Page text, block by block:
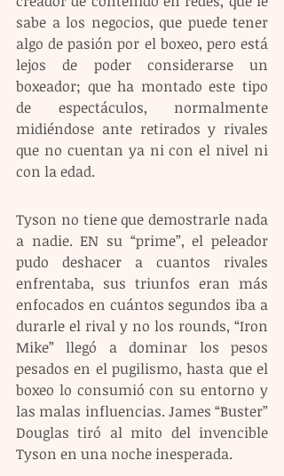
sabe a los negocios, que puede tener
algo de pasión por el boxeo, pero está
lejos de poder considerarse un
boxeador; que ha montado este tipo
de espectáculos, normalmente
midiéndose ante retirados y rivales
que no cuentan ya ni con el nivel ni
con la edad.
Tyson no tiene que demostrarle nada
a nadie. EN su “prime”, el peleador
pudo deshacer a cuantos rivales
enfrentaba, sus triunfos eran más
enfocados en cuántos segundos iba a
durarle el rival y no los rounds, “Iron
Mike” llegó a dominar los pesos
pesados en el pugilismo, hasta que el
boxeo lo consumió con su entorno y
las malas influencias. James “Buster”
Douglas tiró al mito del invencible
Tyson en una noche inesperada.